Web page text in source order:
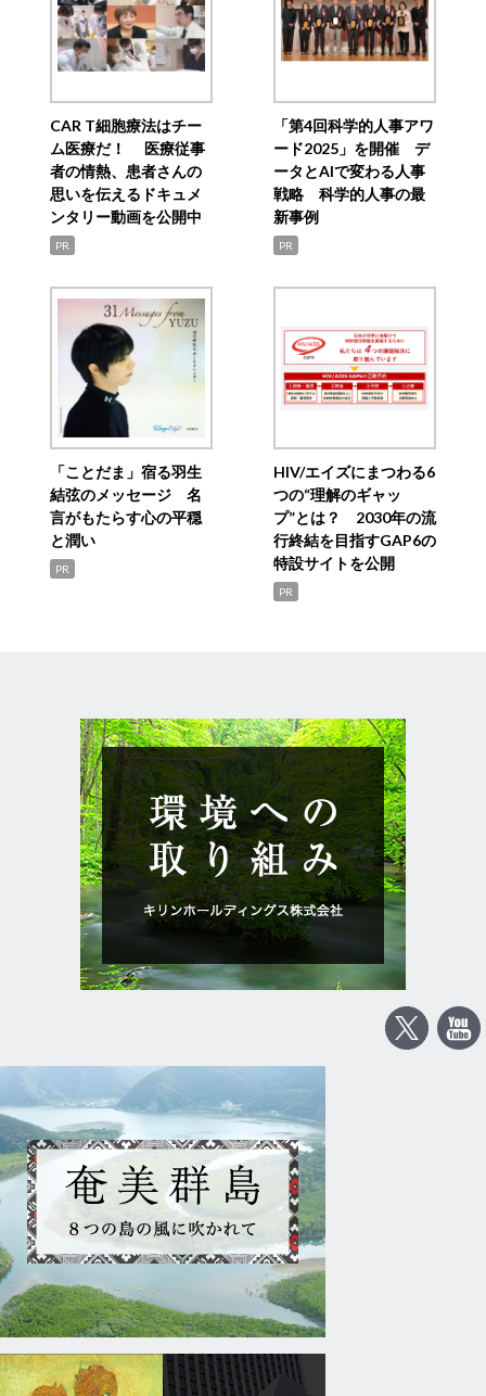
CAR T細胞療法はチー
ム医療だ！ 医療従事
者の情熱、患者さんの
思いを伝えるドキュメ
ンタリー動画を公開中
PR
「第4回科学的人事アワ
ード2025」を開催 デ
ータとAIで変わる人事
戦略 科学的人事の最
新事例
PR
「ことだま」宿る羽生
結弦のメッセージ 名
言がもたらす心の平穏
と潤い
PR
HIV/エイズにまつわる6
つの“理解のギャッ
プ”とは？ 2030年の流
行終結を目指すGAP6の
特設サイトを公開
PR